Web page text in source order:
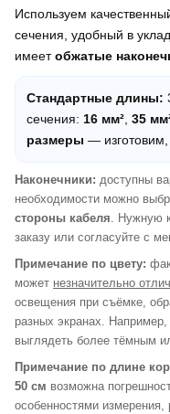
Используем
сечения, удобный в
имеетобжатые
Стандартные длины:
сечения: 16 мм² 35
размеры — изготовим,
Наконечники: доступны
необходимости можно
стороны кабеля. Нужную
заказу или согласуйте с
Примечание по цвету:
может незначительно
освещения при съёмке,
разных экранах.
выглядеть более тёмным
Примечание по длине
50 см возможна
особенностями измерения,